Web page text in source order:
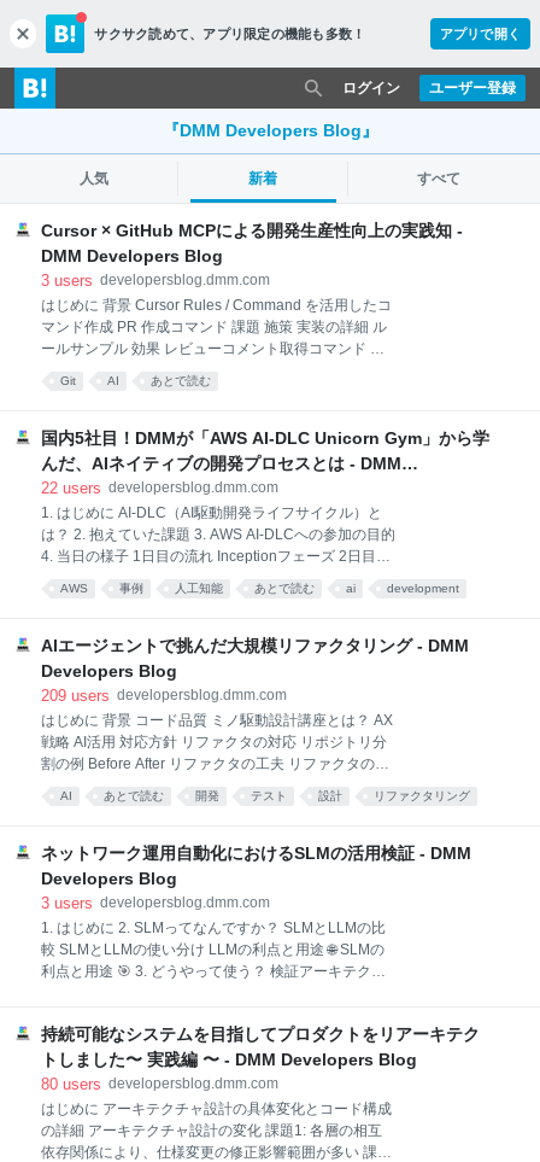
c
l
o
s
サクサク読めて、 アプリ限定の機能も多数！ アプリで開く
ユーザー登録
ログイン
『DMM Developers Blog』
人気 新着 すべて
Cursor × GitHub MCPによる開発生産性向上の実践知 -
DMM Developers Blog
3 users developersblog.dmm.com
はじめに 背景 Cursor Rules / Command を活用したコ
マンド作成 PR 作成コマンド 課題 施策 実装の詳細 ル
ールサンプル 効果 レビューコメント取得コマンド 課
題 施策 実装の詳細 ルールサンプル CodeRabbit、
GitHub Copilot との連携 効果 リリース自動化コマンド
の展望 Cursor CLI を使用した AI 活用 他チームへの展
開 まとめ はじめに こんにちは。DMMユーザーレビュ
ーグループ（URG）の大野です。 本記事では、
組み合わせて実現した開発効率化の取り組みについて
紹介します。 背景 昨今、生成 AI を活用した開発ツー
ルが急速に発展しており、開発プロセスの各段階で効
率化を図ること
Git AI あとで読む
国内5社目！DMMが「AWS AI-DLC Unicorn Gym」から学
んだ、AIネイティブの開発プロセスとは - DMM
Developers Blog
22 users developersblog.dmm.com
1. はじめに AI-DLC（AI駆動開発ライフサイクル）と
は？ 2. 抱えていた課題 3. AWS AI-DLCへの参加の目的
4. 当日の様子 1日目の流れ Inceptionフェーズ 2日目の
流れ Constructionフェーズ 5. 実施結果 主要成果指標
工数の変化 6. AI前提の開発プロセスで学んだこと メリ
は。DMM.comでプラットフォーム開発本部の副本部
長をしている石垣@i35_267です。 今回は、アマゾン
ウェブサービスジャパン合同会社と25年9月1日から2
びとこれからについてご紹介できればと思います。 AI-
DLC（AI駆動開発ライフサイクル）とは？ AI-DLC
は、ソフトウェア開発に対するAIエージェントを用い
た開発プロセスの考え方です。 AWS
AWS 事例 人工知能 あとで読む ai development
AIエージェントで挑んだ大規模リファクタリング - DMM
Developers Blog
209 users developersblog.dmm.com
はじめに 背景 コード品質 ミノ駆動設計講座とは？ AX
戦略 AI活用 対応方針 リファクタの対応 リポジトリ分
割の例 Before After リファクタの工夫 リファクタの成
果 工数削減 Findy Team+で可視化 まとめ はじめに こ
んにちは。DMMユーザーレビューグループのバックエ
TLの松井と協力して仕上げたものです。） 私たちのチ
ームでは、DMMに投稿される「ユーザーレビューを処
理するAPI」を開発しています。 このシステムは、レ
っており、DMMの欠かせない基盤です。 本記事で
は、それらのシステムに関してエージェント型AI（今
回は Devin）を活用し、大規模なリファクタリングを
Devinを活用してリファクタリングを進めるにあたり
AI あとで読む 開発 テスト 設計 リファクタリング
ネットワーク運用自動化におけるSLMの活用検証 - DMM
Developers Blog
3 users developersblog.dmm.com
1. はじめに 2. SLMってなんですか？ SLMとLLMの比
較 SLMとLLMの使い分け LLMの利点と用途 🌐 SLMの
利点と用途 🎯 3. どうやって使う？ 検証アーキテクチ
5.1.1 検証条件と成功基準 5.1.2 小型SLMの検証結果
5.2 日本語vs英語プロンプトの決定的な差
llama3.2:latestの言語別結果 典型的な失敗パターン 5.3
「SLM」と呼べるのか？大型モデルの検証 大型モデル
の結果 5.4 SLMの根本的な課題 5.5 ちなみに：
Amazon Bedrockでの検証結果 Bedrockモデルの性能
持続可能なシステムを目指してプロダクトをリアーキテク
トしました〜 実践編 〜 - DMM Developers Blog
80 users developersblog.dmm.com
はじめに アーキテクチャ設計の具体変化とコード構成
の詳細 アーキテクチャ設計の変化 課題1: 各層の相互
依存関係により、仕様変更の修正影響範囲が多い 課題